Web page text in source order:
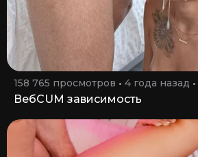
158 765 просмотров 4 года назад
ВебCUM зависимость